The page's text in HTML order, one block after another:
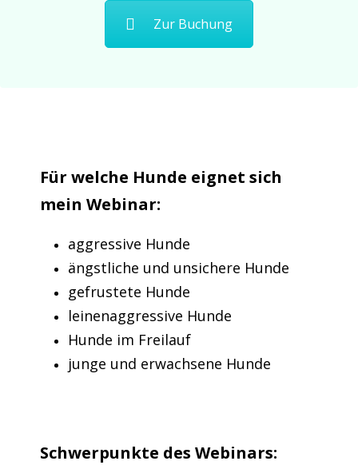
Zur Buchung
Für welche Hunde eignet sich
mein Webinar:
aggressive Hunde
ängstliche und unsichere Hunde
gefrustete Hunde
leinenaggressive Hunde
Hunde im Freilauf
junge und erwachsene Hunde
Schwerpunkte des Webinars: